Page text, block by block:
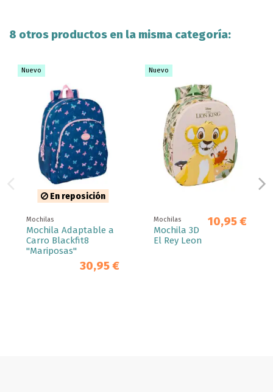
8 otros productos en la misma categoría:
Nuevo
En reposición
Mochilas
Mochila Adaptable a
Carro Blackfit8
"Mariposas"
30,95 €
Nuevo
Mochilas
Mochila 3D
El Rey Leon
10,95 €